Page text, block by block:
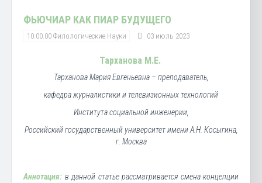
ФЬЮЧИАР КАК ПИАР БУДУЩЕГО
10.00.00 Филологические Науки 03 июль 2023
Тарханова М.Е.
Тарханова Мария Евгеньевна – преподаватель,
кафедра журналистики и телевизионных технологий
Института социальной инженерии,
Российский государственный университет имени А.Н. Косыгина,
г. Москва
Аннотация: в данной статье рассматривается смена концепции